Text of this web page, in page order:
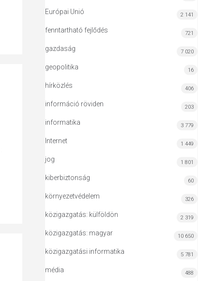
Európai Unió 2 141
fenntartható fejlődés 721
gazdaság 7 020
geopolitika 16
hírközlés 406
információ röviden 203
informatika 3 779
Internet 1 449
jog 1 801
kiberbiztonság 60
környezetvédelem 326
közigazgatás: külföldön 2 319
közigazgatás: magyar 10 650
közigazgatási informatika 5 781
média 488